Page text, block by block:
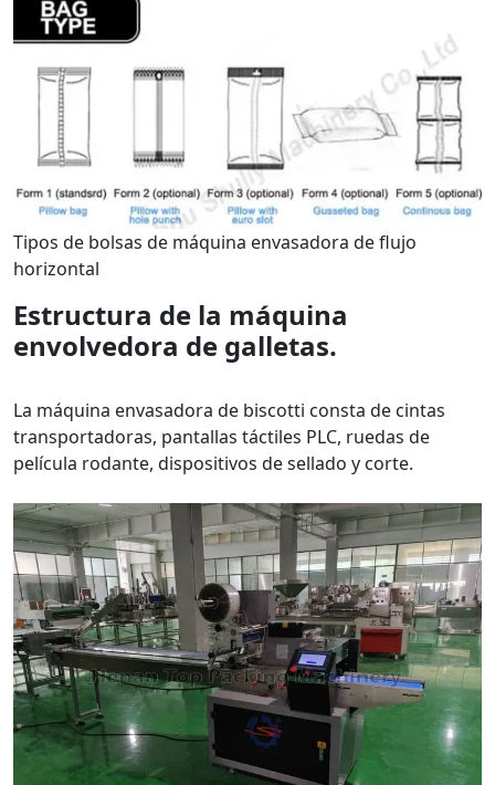
Tipos de bolsas de máquina envasadora de flujo
horizontal
Estructura de la máquina
envolvedora de galletas.
La máquina envasadora de biscotti consta de cintas
transportadoras, pantallas táctiles PLC, ruedas de
película rodante, dispositivos de sellado y corte.